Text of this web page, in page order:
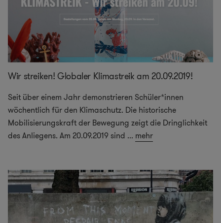
Wir streiken! Globaler Klimastreik am 20.09.2019!
Seit über einem Jahr demonstrieren Schüler*innen
wöchentlich für den Klimaschutz. Die historische
Mobilisierungskraft der Bewegung zeigt die Dringlichkeit
des Anliegens. Am 20.09.2019 sind ... mehr